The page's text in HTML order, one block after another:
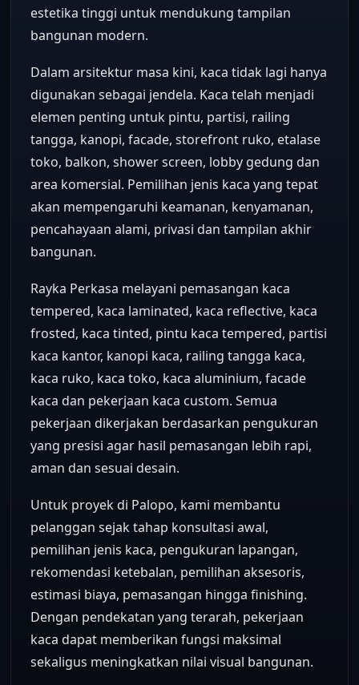
estetika tinggi untuk mendukung tampilan
bangunan modern.
Dalam arsitektur masa kini, kaca tidak lagi hanya
digunakan sebagai jendela. Kaca telah menjadi
elemen penting untuk pintu, partisi, railing
tangga, kanopi, facade, storefront ruko, etalase
toko, balkon, shower screen, lobby gedung dan
area komersial. Pemilihan jenis kaca yang tepat
akan mempengaruhi keamanan, kenyamanan,
pencahayaan alami, privasi dan tampilan akhir
bangunan.
Rayka Perkasa melayani pemasangan kaca
tempered, kaca laminated, kaca reflective, kaca
frosted, kaca tinted, pintu kaca tempered, partisi
kaca kantor, kanopi kaca, railing tangga kaca,
kaca ruko, kaca toko, kaca aluminium, facade
kaca dan pekerjaan kaca custom. Semua
pekerjaan dikerjakan berdasarkan pengukuran
yang presisi agar hasil pemasangan lebih rapi,
aman dan sesuai desain.
Untuk proyek di Palopo, kami membantu
pelanggan sejak tahap konsultasi awal,
pemilihan jenis kaca, pengukuran lapangan,
rekomendasi ketebalan, pemilihan aksesoris,
estimasi biaya, pemasangan hingga finishing.
Dengan pendekatan yang terarah, pekerjaan
kaca dapat memberikan fungsi maksimal
sekaligus meningkatkan nilai visual bangunan.